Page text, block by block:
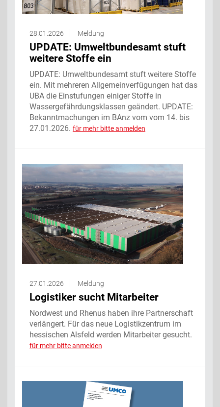
28.01.2026 Meldung
UPDATE: Umweltbundesamt stuft
weitere Stoffe ein
UPDATE: Umweltbundesamt stuft weitere Stoffe
ein. Mit mehreren Allgemeinverfügungen hat das
UBA die Einstufungen einiger Stoffe in
Wassergefährdungsklassen geändert. UPDATE:
Bekanntmachungen im BAnz vom vom 14. bis
27.01.2026. für mehr bitte anmelden
27.01.2026 Meldung
Logistiker sucht Mitarbeiter
Nordwest und Rhenus haben ihre Partnerschaft
verlängert. Für das neue Logistikzentrum im
hessischen Alsfeld werden Mitarbeiter gesucht.
für mehr bitte anmelden